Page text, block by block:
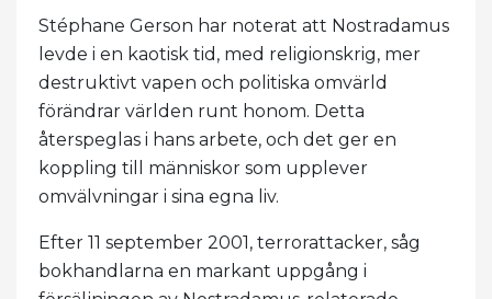
Stéphane Gerson har noterat att Nostradamus
levde i en kaotisk tid, med religionskrig, mer
destruktivt vapen och politiska omvärld
förändrar världen runt honom. Detta
återspeglas i hans arbete, och det ger en
koppling till människor som upplever
omvälvningar i sina egna liv.
Efter 11 september 2001, terrorattacker, såg
bokhandlarna en markant uppgång i